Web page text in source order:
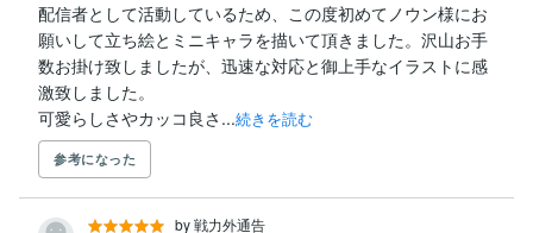
配信者として活動しているため、この度初めてノウン様にお
願いして立ち絵とミニキャラを描いて頂きました。沢山お手
数お掛け致しましたが、迅速な対応と御上手なイラストに感
激致しました。
可愛らしさやカッコ良さ...続きを読む
参考になった
by 戦力外通告